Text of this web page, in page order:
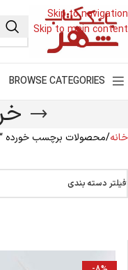
Skip to navigation
Skip to main content
BROWSE CATEGORIES
خانه محصولات برچسب خورده
فیلتر دسته بندی